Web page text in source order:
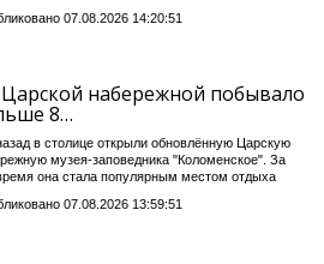
07.08.2026 14:20:51
набережной побывало
8…
в столице открыли обновлённую Царскую
музея-заповедника "Коломенское". За
она стала популярным местом отдыха
07.08.2026 13:59:51